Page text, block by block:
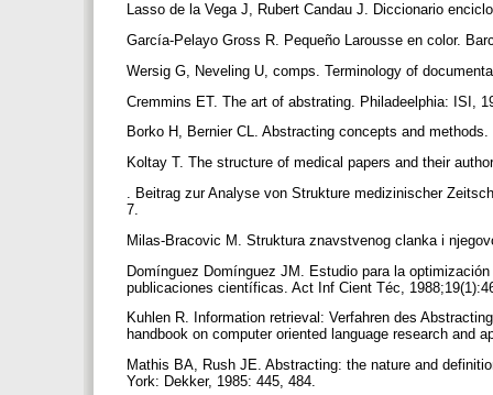
Lasso de la Vega J, Rubert Candau J. Diccionario
García-Pelayo Gross R. Pequeño Larousse en color.
Wersig G, Neveling U, comps. Terminology of
Cremmins ET. The art of abstrating. Philadeelphia: ISI,
Borko H, Bernier CL. Abstracting concepts and
Koltay T. The structure of medical papers and their
. Beitrag zur Analyse von Strukture medizinischer
7.
Milas-Bracovic M. Struktura znavstvenog clanka i
Domínguez Domínguez JM. Estudio para la
publicaciones científicas. Act Inf Cient Téc,
Kuhlen R. Information retrieval: Verfahren des
handbook on computer oriented language research and
Mathis BA, Rush JE. Abstracting: the nature and
York: Dekker, 1985: 445, 484.